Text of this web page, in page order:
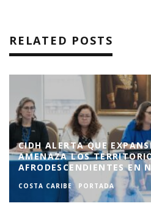
RELATED POSTS
CIDH ALERTA QUE
AMENAZA LOS
AFRODESCENDIENTES EN
COSTA CARIBE PORTADA